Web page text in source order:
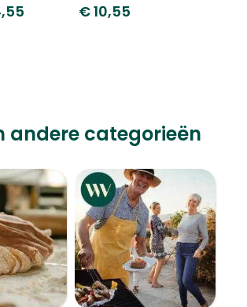
€10,55
andere categorieën